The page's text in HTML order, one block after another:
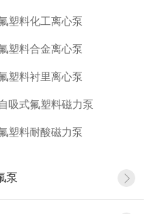
塑料化工离心泵
塑料合金离心泵
塑料衬里离心泵
自吸式氟塑料磁力泵
塑料耐酸磁力泵
泵